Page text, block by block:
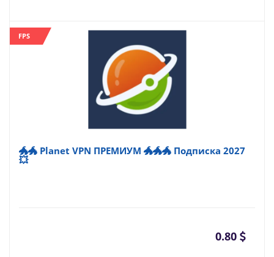
FPS
🐲🐲 Planet VPN ПРЕМИУМ 🐲🐲🐲 Подписка 2027
💥
0.80